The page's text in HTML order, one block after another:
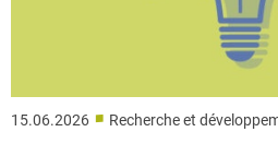
15.06.2026 ■ Recherche et